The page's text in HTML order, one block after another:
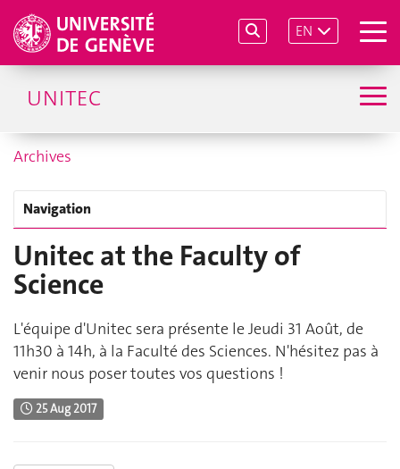
EN
UNITEC
Archives
Navigation
Unitec at the Faculty of
Science
L'équipe d'Unitec sera présente le Jeudi 31 Août, de
11h30 à 14h, à la Faculté des Sciences. N'hésitez pas à
venir nous poser toutes vos questions !
25 Aug 2017